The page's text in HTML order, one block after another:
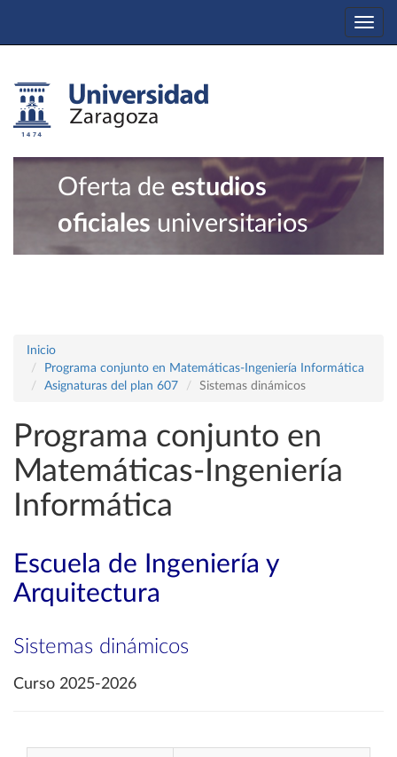
Oferta de estudios
oficiales universitarios
Inicio
Programa conjunto en Matemáticas-Ingeniería Informática
Asignaturas del plan 607
Sistemas dinámicos
Programa conjunto en
Matemáticas-Ingeniería
Informática
Escuela de Ingeniería y
Arquitectura
Sistemas dinámicos
Curso 2025-2026